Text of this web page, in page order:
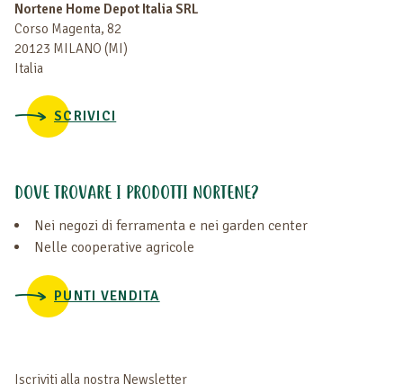
Nortene Home Depot Italia SRL
Corso Magenta, 82
20123 MILANO (MI)
Italia
SCRIVICI
DOVE TROVARE I PRODOTTI NORTENE?
Nei negozi di ferramenta e nei garden center
Nelle cooperative agricole
PUNTI VENDITA
Iscriviti alla nostra Newsletter